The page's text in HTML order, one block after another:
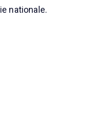
nationale.